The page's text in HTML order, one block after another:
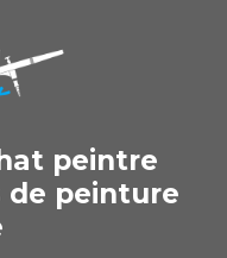
peintre
de peinture